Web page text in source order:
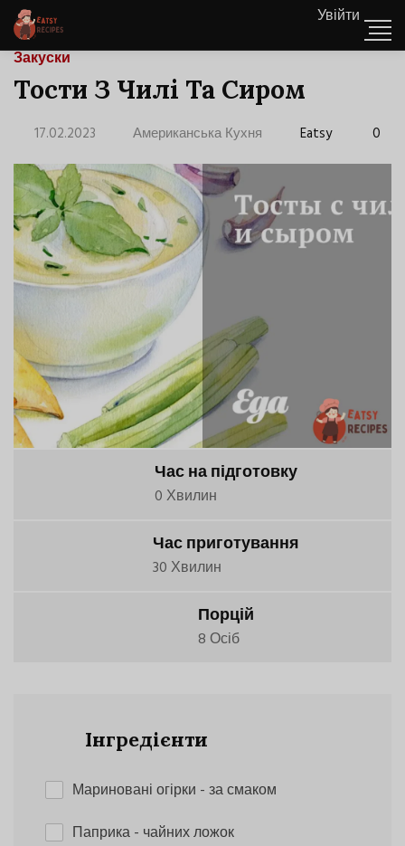
Увійти
Закуски
Тости З Чилі Та Сиром
17.02.2023 Американська Кухня Eatsy 0
Час на підготовку
0 Хвилин
Час приготування
30 Хвилин
Порцій
8 Осіб
Інгредієнти
Мариновані огірки - за смаком
Паприка- чайних ложок